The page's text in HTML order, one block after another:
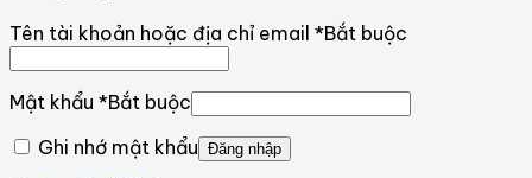
Tên tài khoản hoặc địa chỉ email *Bắt buộc
Mật khẩu *Bắt buộc
Ghi nhớ mật khẩu Đăng nhập